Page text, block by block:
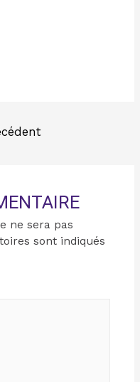
ne sera pas
sont indiqués